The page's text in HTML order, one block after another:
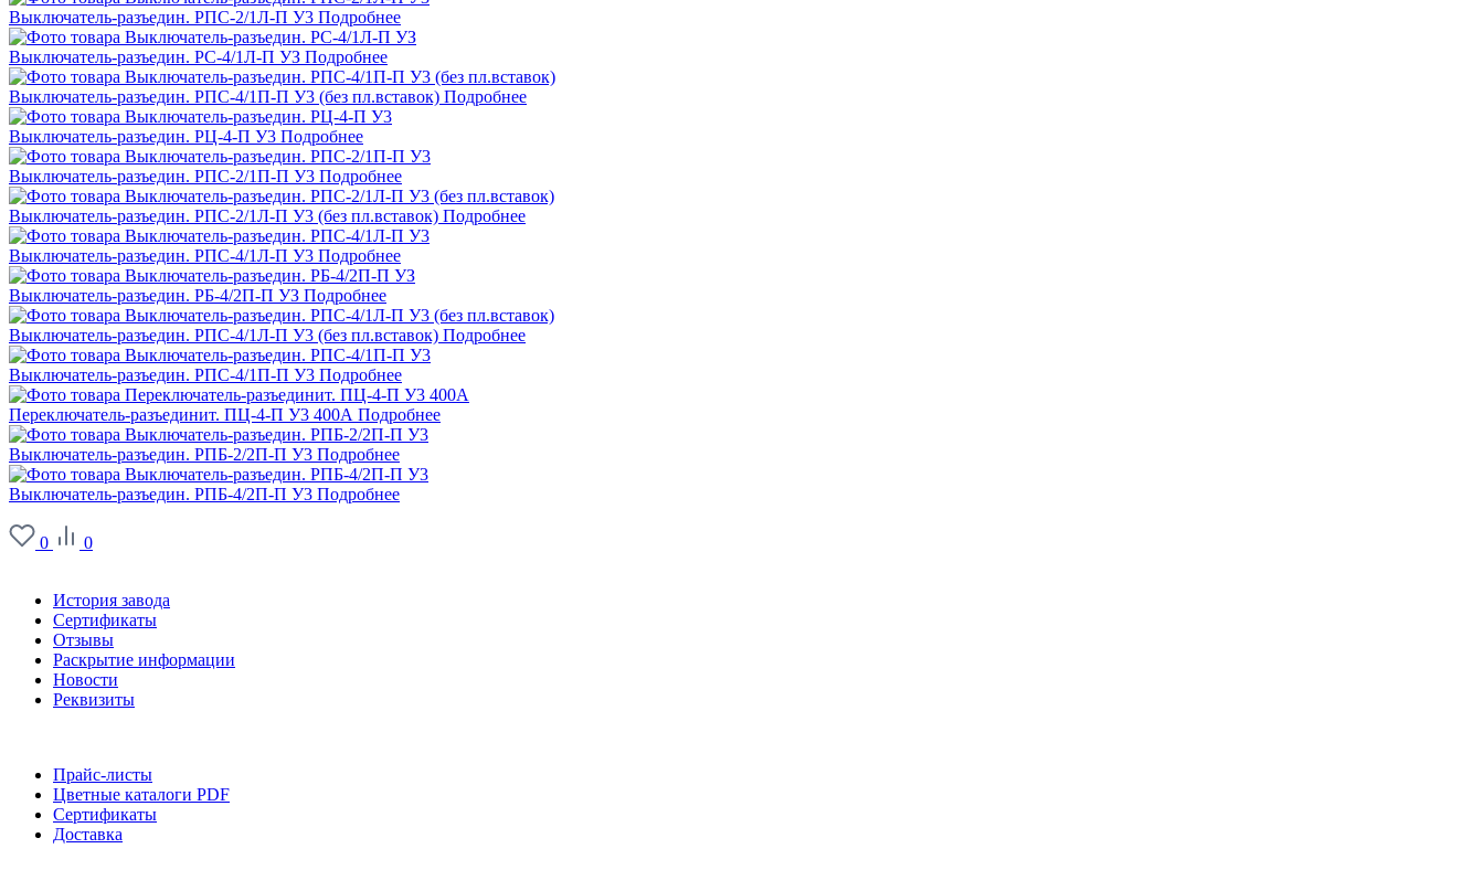
Выключатель-разъедин. РПС-2/1Л-П У3 Подробнее
Выключатель-разъедин. РС-4/1Л-П УЗ Подробнее
Выключатель-разъедин. РПС-4/1П-П У3 (без пл.вставок) Подробнее
Выключатель-разъедин. РЦ-4-П У3 Подробнее
Выключатель-разъедин. РПС-2/1П-П У3 Подробнее
Выключатель-разъедин. РПС-2/1Л-П У3 (без пл.вставок) Подробнее
Выключатель-разъедин. РПС-4/1Л-П У3 Подробнее
Выключатель-разъедин. РБ-4/2П-П УЗ Подробнее
Выключатель-разъедин. РПС-4/1Л-П У3 (без пл.вставок) Подробнее
Выключатель-разъедин. РПС-4/1П-П У3 Подробнее
Переключатель-разъединит. ПЦ-4-П У3 400А Подробнее
Выключатель-разъедин. РПБ-2/2П-П У3 Подробнее
Выключатель-разъедин. РПБ-4/2П-П У3 Подробнее
0
0
История завода
Сертификаты
Отзывы
Раскрытие информации
Новости
Реквизиты
Прайс-листы
Цветные каталоги PDF
Сертификаты
Доставка